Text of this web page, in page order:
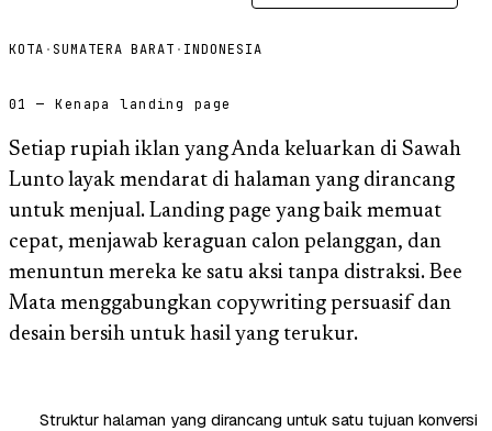
KOTA · SUMATERA BARAT · INDONESIA
01 — Kenapa landing page
Setiap rupiah iklan yang Anda keluarkan di Sawah
Lunto layak mendarat di halaman yang dirancang
untuk menjual. Landing page yang baik memuat
cepat, menjawab keraguan calon pelanggan, dan
menuntun mereka ke satu aksi tanpa distraksi. Bee
Mata menggabungkan copywriting persuasif dan
desain bersih untuk hasil yang terukur.
Struktur halaman yang dirancang untuk satu tujuan konversi